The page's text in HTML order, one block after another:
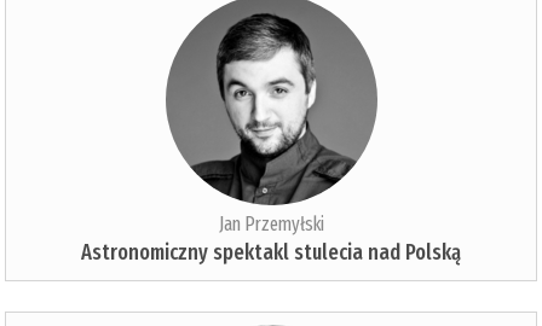
Jan Przemyłski
Astronomiczny spektakl stulecia nad Polską